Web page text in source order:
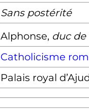
Sans postérité
Alphonse, duc de
Catholicisme
Palais royal